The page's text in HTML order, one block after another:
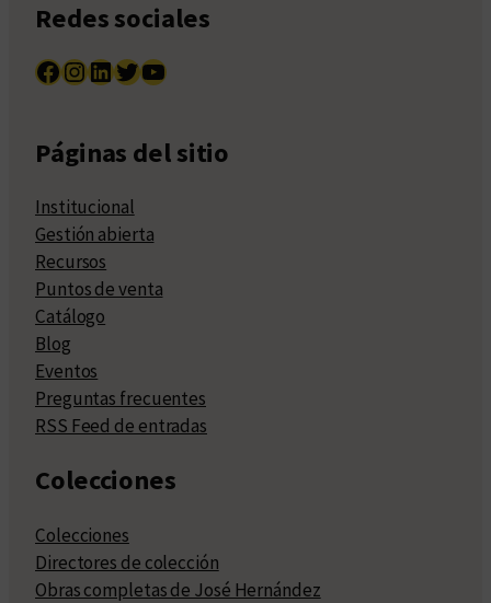
Redes sociales
Facebook InstagramLinkedIn Twitter YouTube
Páginas del sitio
Institucional
Gestión abierta
Recursos
Puntos de venta
Catálogo
Blog
Eventos
Preguntas frecuentes
RSS Feed de entradas
Colecciones
Colecciones
Directores de colección
Obras completas de José Hernández